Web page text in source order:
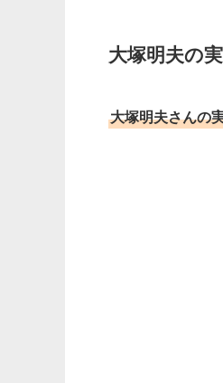
大塚明夫の
大塚明夫さんの